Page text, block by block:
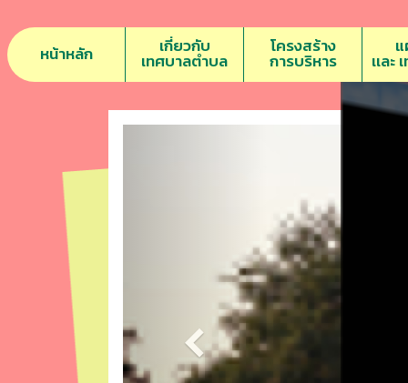
หน้าหลัก เกี่ยวกับ
เทศบาลตำบล
โครงสร้าง
การบริหาร เเล